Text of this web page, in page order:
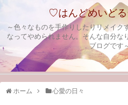
♡はんどめいど
～色々なものを手作りしたりリメイク
なってやめられません。そんな自分な
ブログです
ホーム 心愛の日々